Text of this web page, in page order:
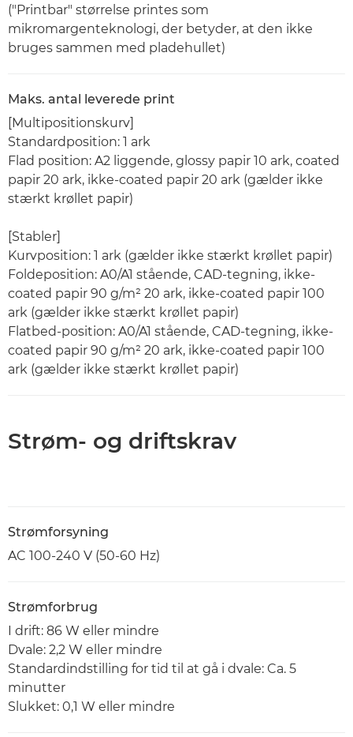
("Printbar" størrelse printes som
mikromargenteknologi, der betyder, at den ikke
bruges sammen med pladehullet)
Maks. antal leverede print
[Multipositionskurv]
Standardposition: 1 ark
Flad position: A2 liggende, glossy papir 10 ark, coated
papir 20 ark, ikke-coated papir 20 ark (gælder ikke
stærkt krøllet papir)
[Stabler]
Kurvposition: 1 ark (gælder ikke stærkt krøllet papir)
Foldeposition: A0/A1 stående, CAD-tegning, ikke-
coated papir 90 g/m² 20 ark, ikke-coated papir 100
ark (gælder ikke stærkt krøllet papir)
Flatbed-position: A0/A1 stående, CAD-tegning, ikke-
coated papir 90 g/m² 20 ark, ikke-coated papir 100
ark (gælder ikke stærkt krøllet papir)
Strøm- og driftskrav
Strømforsyning
AC 100-240 V (50-60 Hz)
Strømforbrug
I drift: 86 W eller mindre
Dvale: 2,2 W eller mindre
Standardindstilling for tid til at gå i dvale: Ca. 5
minutter
Slukket: 0,1 W eller mindre